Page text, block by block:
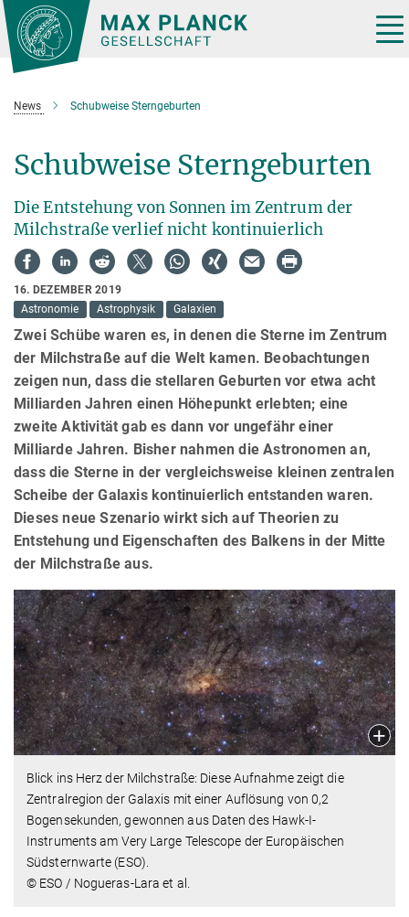
Hauptinhalt
News Schubweise Sterngeburten
Schubweise Sterngeburten
Die Entstehung von Sonnen im Zentrum der
Milchstraße verlief nicht kontinuierlich
16. DEZEMBER 2019
Astronomie
Astrophysik Galaxien
Zwei Schübe waren es, in denen die Sterne im Zentrum
der Milchstraße auf die Welt kamen. Beobachtungen
zeigen nun, dass die stellaren Geburten vor etwa acht
Milliarden Jahren einen Höhepunkt erlebten; eine
zweite Aktivität gab es dann vor ungefähr einer
Milliarde Jahren. Bisher nahmen die Astronomen an,
dass die Sterne in der vergleichsweise kleinen zentralen
Scheibe der Galaxis kontinuierlich entstanden waren.
Dieses neue Szenario wirkt sich auf Theorien zu
Entstehung und Eigenschaften des Balkens in der Mitte
der Milchstraße aus.
Blick ins Herz der Milchstraße: Diese Aufnahme zeigt die
Zentralregion der Galaxis mit einer Auflösung von 0,2
Bogensekunden, gewonnen aus Daten des Hawk-I-
Instruments am Very Large Telescope der Europäischen
Südsternwarte (ESO).
© ESO / Nogueras-Lara et al.